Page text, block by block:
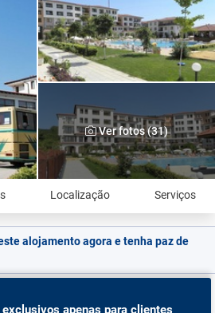
Ver fotos (31)
Localização Serviços
alojamento agora e tenha paz de
apenas para clientes